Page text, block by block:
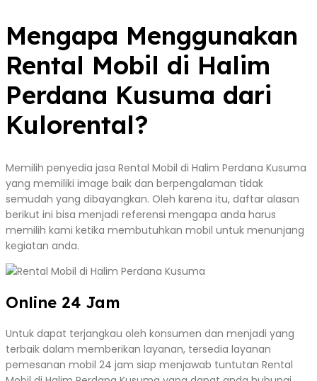
Mengapa Menggunakan
Rental Mobil di Halim
Perdana Kusuma dari
Kulorental?
Memilih penyedia jasa Rental Mobil di Halim Perdana Kusuma
yang memiliki image baik dan berpengalaman tidak
semudah yang dibayangkan. Oleh karena itu, daftar alasan
berikut ini bisa menjadi referensi mengapa anda harus
memilih kami ketika membutuhkan mobil untuk menunjang
kegiatan anda.
Online 24 Jam
Untuk dapat terjangkau oleh konsumen dan menjadi yang
terbaik dalam memberikan layanan, tersedia layanan
pemesanan mobil 24 jam siap menjawab tuntutan Rental